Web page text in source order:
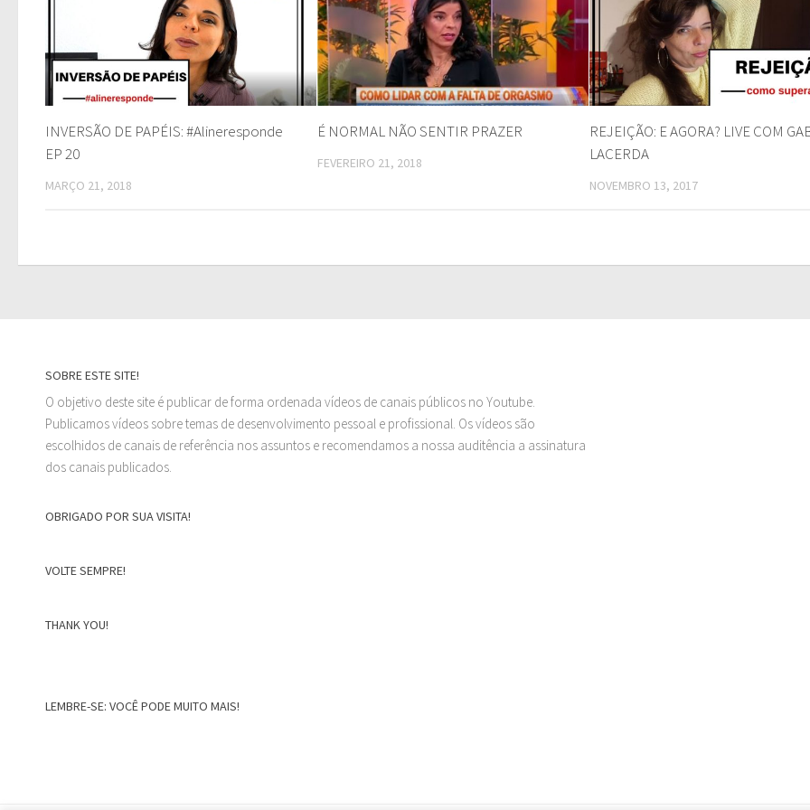
INVERSÃO DE PAPÉIS: #Alineresponde
EP 20
MARÇO 21, 2018
É NORMAL NÃO SENTIR PRAZER
FEVEREIRO 21, 2018
REJEIÇÃO: E AGORA? LIVE COM
LACERDA
NOVEMBRO 13, 2017
SOBRE ESTE SITE!
O objetivo deste site é publicar de forma ordenada vídeos de canais públicos no Youtube.
Publicamos vídeos sobre temas de desenvolvimento pessoal e profissional. Os vídeos são
escolhidos de canais de referência nos assuntos e recomendamos a nossa auditência a assinatura
dos canais publicados.
OBRIGADO POR SUA VISITA!
VOLTE SEMPRE!
THANK YOU!
LEMBRE-SE: VOCÊ PODE MUITO MAIS!